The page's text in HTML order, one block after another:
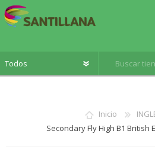
Inicio
Secondary Fly High B1 British